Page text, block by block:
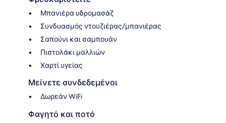
Μπανιέρα υδρομασάζ
Συνδυασμός ντουζιέρας/μπανιέρας
Σαπούνι και σαμπουάν
Πιστολάκι μαλλιών
Χαρτί υγείας
Μείνετε συνδεδεμένοι
Δωρεάν WiFi
Φαγητό και ποτό